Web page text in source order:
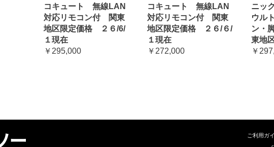
コキュート 無線LAN
対応リモコン付 関東
地区限定価格 ２６/6/
１現在
￥295,000
コキュート 無線LAN
対応リモコン付 関東
地区限定価格 ２６/６/
１現在
￥272,000
ニッ
ウル
ン・
東地
￥
ご利用ガ